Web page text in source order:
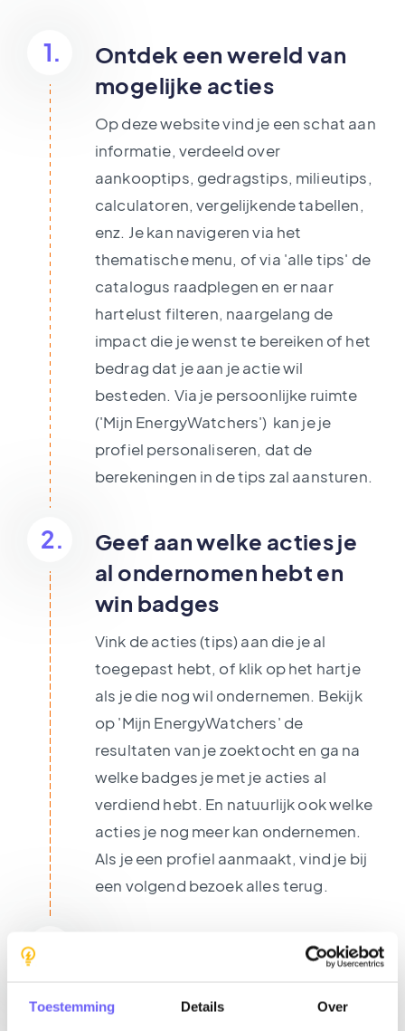
Toestemming Details Over
1.
Ontdek een wereld van
mogelijke acties
Op deze website vind je een schat aan
informatie, verdeeld over
aankooptips, gedragstips, milieutips,
calculatoren, vergelijkende tabellen,
enz. Je kan navigeren via het
thematische menu, of via 'alle tips' de
catalogus raadplegen en er naar
hartelust filteren, naargelang de
impact die je wenst te bereiken of het
bedrag dat je aan je actie wil
besteden. Via je persoonlijke ruimte
('Mijn EnergyWatchers') kan je je
profiel personaliseren, dat de
berekeningen in de tips zal aansturen.
2.
Geef aan welke acties je
al ondernomen hebt en
win badges
Vink de acties (tips) aan die je al
toegepast hebt, of klik op het hartje
als je die nog wil ondernemen. Bekijk
op 'Mijn EnergyWatchers' de
resultaten van je zoektocht en ga na
welke badges je met je acties al
verdiend hebt. En natuurlijk ook welke
acties je nog meer kan ondernemen.
Als je een profiel aanmaakt, vind je bij
een volgend bezoek alles terug.
Deel en mobiliseer mee
worden. Deel dus de url en boeiende